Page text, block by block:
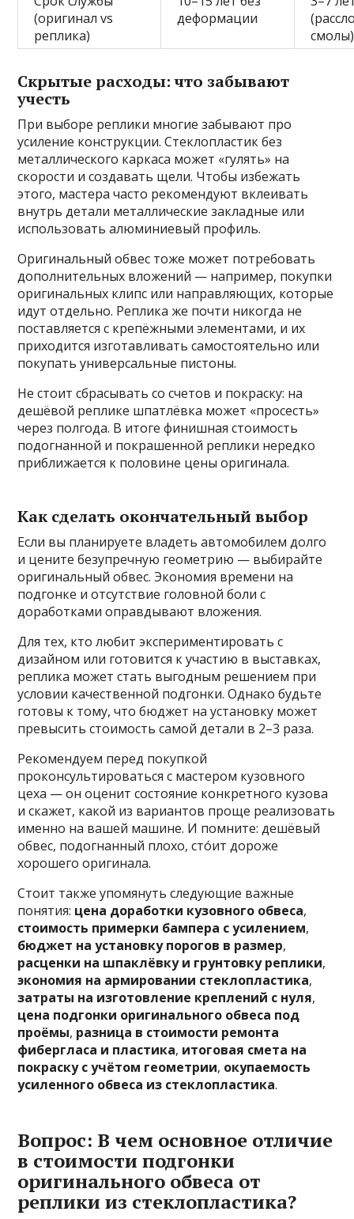
(оригинал vs
реплика)
деформации
смолы)
Скрытые расходы: что забывают
учесть
При выборе реплики многие забывают про
усиление конструкции. Стеклопластик без
металлического каркаса может «гулять» на
скорости и создавать щели. Чтобы избежать
этого, мастера часто рекомендуют вклеивать
внутрь детали металлические закладные или
использовать алюминиевый профиль.
Оригинальный обвес тоже может потребовать
дополнительных вложений — например, покупки
оригинальных клипс или направляющих, которые
идут отдельно. Реплика же почти никогда не
поставляется с крепёжными элементами, и их
приходится изготавливать самостоятельно или
покупать универсальные пистоны.
Не стоит сбрасывать со счетов и покраску: на
дешёвой реплике шпатлёвка может «просесть»
через полгода. В итоге финишная стоимость
подогнанной и покрашенной реплики нередко
приближается к половине цены оригинала.
Как сделать окончательный выбор
Если вы планируете владеть автомобилем долго
и цените безупречную геометрию — выбирайте
оригинальный обвес. Экономия времени на
подгонке и отсутствие головной боли с
доработками оправдывают вложения.
Для тех, кто любит экспериментировать с
дизайном или готовится к участию в выставках,
реплика может стать выгодным решением при
условии качественной подгонки. Однако будьте
готовы к тому, что бюджет на установку может
превысить стоимость самой детали в 2–3 раза.
Рекомендуем перед покупкой
проконсультироваться с мастером кузовного
цеха — он оценит состояние конкретного кузова
и скажет, какой из вариантов проще реализовать
именно на вашей машине. И помните: дешёвый
обвес, подогнанный плохо, сто́ит дороже
хорошего оригинала.
Стоит также упомянуть следующие важные
понятия: цена доработки кузовного обвеса,
стоимость примерки бампера с усилением,
бюджет на установку порогов в размер,
расценки на шпаклёвку и грунтовку реплики,
экономия на армировании стеклопластика,
затраты на изготовление креплений с нуля,
цена подгонки оригинального обвеса под
проёмы, разница в стоимости ремонта
фибергласа и пластика, итоговая смета на
покраску с учётом геометрии, окупаемость
усиленного обвеса из стеклопластика.
Вопрос: В чем основное отличие
в стоимости подгонки
оригинального обвеса от
реплики из стеклопластика?